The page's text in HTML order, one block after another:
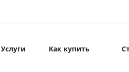
Услуги Как купить